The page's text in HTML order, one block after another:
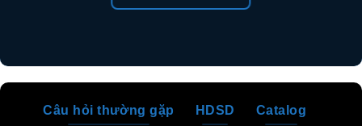
Câu hỏi thường gặp HDSD Catalog